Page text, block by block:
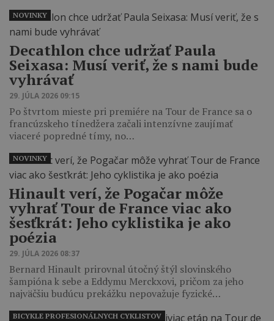
Decathlon chce udržať Paula
Seixasa: Musí veriť, že s nami bude
vyhrávať
29. JÚLA 2026 09:15
Po štvrtom mieste pri premiére na Tour de France sa o
francúzskeho tínedžera začali intenzívne zaujímať
viaceré popredné tímy, no…
NOVINKY
Hinault verí, že Pogačar môže
vyhrať Tour de France viac ako
šesťkrát: Jeho cyklistika je ako
poézia
29. JÚLA 2026 08:37
Bernard Hinault prirovnal útočný štýl slovinského
šampióna k sebe a Eddymu Merckxovi, pričom za jeho
najväčšiu budúcu prekážku nepovažuje fyzické…
NOVINKY
BICYKLE PROFESIONÁLNYCH CYKLISTOV